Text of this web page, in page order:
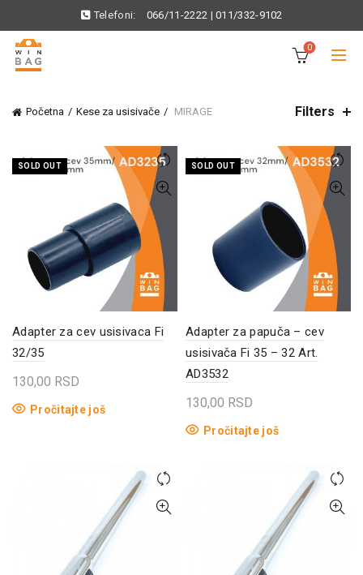
Telefoni: 066/11-2222 |011/332-9102
0
Početna Kese za usisivače MIRAGE Filters
SOLD OUT
Adapter za cev usisivaca Fi
32/35
130,00 RSD
Pročitajte još
SOLD OUT
Adapter za papuča – cev
usisivača Fi 35 – 32 Art.
AD3532
130,00 RSD
Pročitajte još